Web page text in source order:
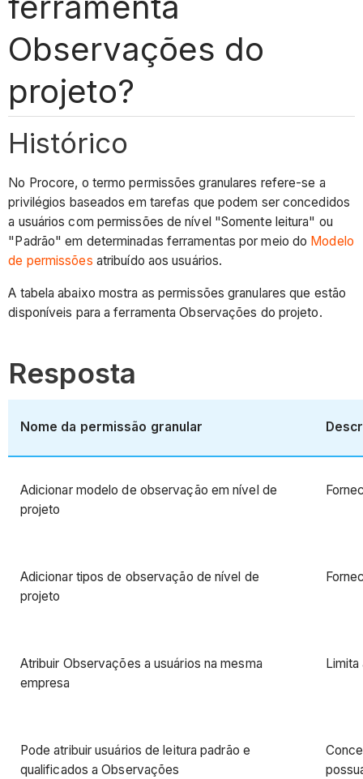
Observações do
projeto?
Histórico
No Procore, o termo permissões granulares refere-se a
privilégios baseados em tarefas que podem ser concedidos
a usuários com permissões de nível "Somente leitura" ou
"Padrão" em determinadas ferramentas por meio do Modelo
de permissões atribuído aos usuários.
A tabela abaixo mostra as permissões granulares que estão
disponíveis para a ferramenta Observações do projeto.
Resposta
Nome da permissão granular
Adicionar modelo de observação em nível de
projeto
Adicionar tipos de observação de nível de
projeto
Atribuir Observações a usuários na mesma
empresa
Pode atribuir usuários de leitura padrão e
qualificados a Observações